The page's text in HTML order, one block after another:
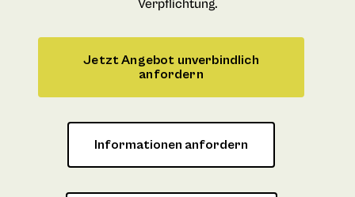
Verpflichtung.
Jetzt Angebot unverbindlich
anfordern
Informationen anfordern